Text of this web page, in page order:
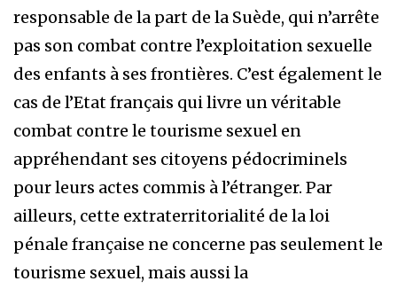
responsable de la part de la Suède, qui n’arrête
pas son combat contre l’exploitation sexuelle
des enfants à ses frontières. C’est également le
cas de l’Etat français qui livre un véritable
combat contre le tourisme sexuel en
appréhendant ses citoyens pédocriminels
pour leurs actes commis à l’étranger. Par
ailleurs, cette extraterritorialité de la loi
pénale française ne concerne pas seulement le
tourisme sexuel, mais aussi la